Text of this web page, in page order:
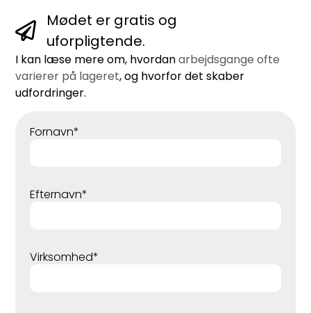
Mødet er gratis og
uforpligtende.
I kan læse mere om, hvordanarbejdsgange ofte
varierer på lageret, og hvorfor det skaber
udfordringer.
Fornavn*
Efternavn*
Virksomhed*